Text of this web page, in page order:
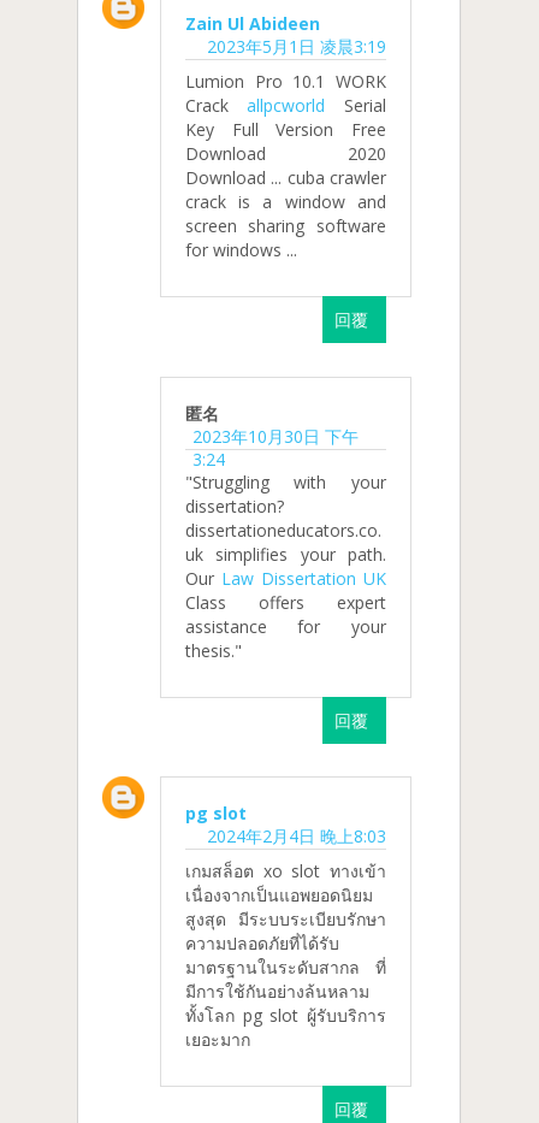
Zain Ul Abideen
2023年5月1日 凌晨3:19
Lumion Pro 10.1 WORK
Crackallpcworld Serial
Key Full Version Free
Download 2020
Download ... cuba crawler
crack is a window and
screen sharing software
for windows ...
回覆
匿名
2023年10月30日 下午
3:24
"Struggling with your
dissertation?
dissertationeducators.co.
uk simplifies your path.
Our Law Dissertation UK
Class offers expert
assistance for your
thesis."
回覆
pg slot
2024年2月4日 晚上8:03
เกมสล็อต xo slot ทางเข้า
เนื่องจากเป็นแอพยอดนิยม
สูงสุด มีระบบระเบียบรักษา
ความปลอดภัยที่ได้รับ
มาตรฐานในระดับสากล ที่
มีการใช้กันอย่างล้นหลาม
ทั้งโลก pg slot ผู้รับบริการ
เยอะมาก
回覆